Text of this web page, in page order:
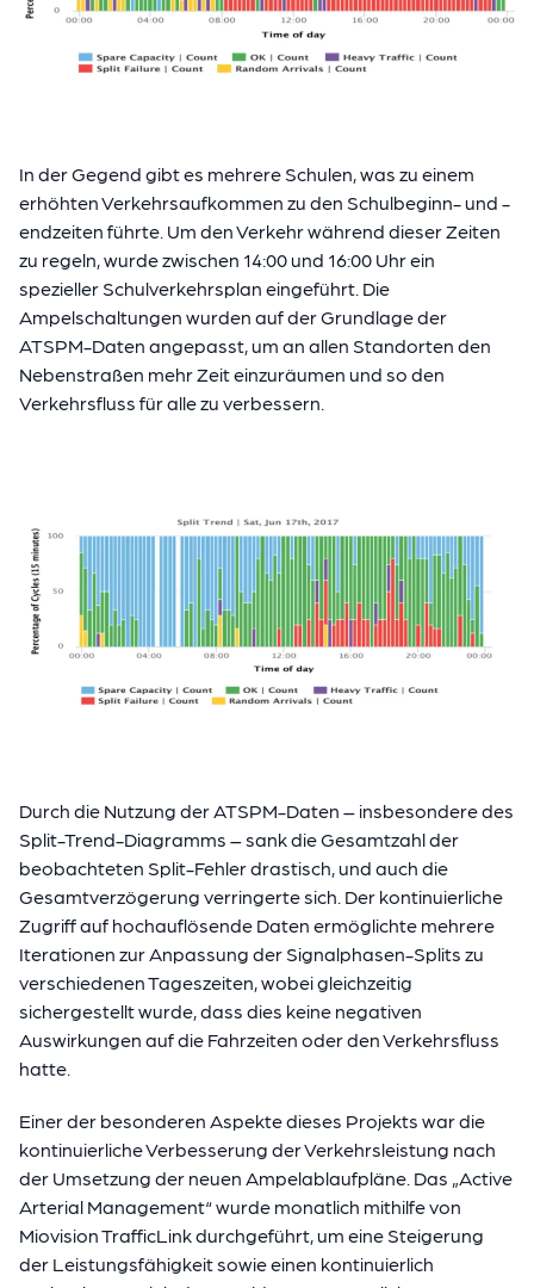
In der Gegend gibt es mehrere Schulen, was zu einem
erhöhten Verkehrsaufkommen zu den Schulbeginn- und -
endzeiten führte. Um den Verkehr während dieser Zeiten
zu regeln, wurde zwischen 14:00 und 16:00 Uhr ein
spezieller Schulverkehrsplan eingeführt. Die
Ampelschaltungen wurden auf der Grundlage der
ATSPM-Daten angepasst, um an allen Standorten den
Nebenstraßen mehr Zeit einzuräumen und so den
Verkehrsfluss für alle zu verbessern.
Durch die Nutzung der ATSPM-Daten – insbesondere des
Split-Trend-Diagramms – sank die Gesamtzahl der
beobachteten Split-Fehler drastisch, und auch die
Gesamtverzögerung verringerte sich. Der kontinuierliche
Zugriff auf hochauflösende Daten ermöglichte mehrere
Iterationen zur Anpassung der Signalphasen-Splits zu
verschiedenen Tageszeiten, wobei gleichzeitig
sichergestellt wurde, dass dies keine negativen
Auswirkungen auf die Fahrzeiten oder den Verkehrsfluss
hatte.
Einer der besonderen Aspekte dieses Projekts war die
kontinuierliche Verbesserung der Verkehrsleistung nach
der Umsetzung der neuen Ampelablaufpläne. Das „Active
Arterial Management“ wurde monatlich mithilfe von
Miovision TrafficLink durchgeführt, um eine Steigerung
der Leistungsfähigkeit sowie einen kontinuierlich